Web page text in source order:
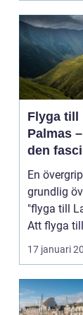
Flyga till
Palmas
den
ögruppen
En
grundlig
"flyga till
Att flyga
Palmas,
17 januari